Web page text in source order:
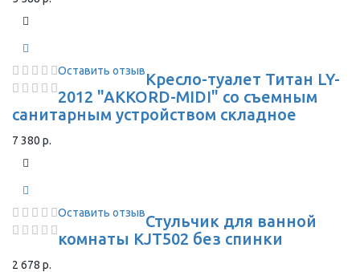
Оставить отзывКресло-туалет Титан LY-
2012 "AKKORD-MIDI" со съемным
санитарным устройством складное
7 380 р.
Оставить отзывСтульчик для ванной
комнаты KJT502 без спинки
2 678 р.